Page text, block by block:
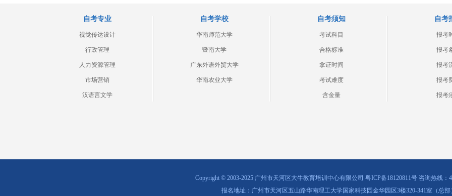
自考专业
视觉传达设计
行政管理
人力资源管理
市场营销
汉语言文学
自考学校
华南师范大学
暨南大学
广东外语外贸大学
华南农业大学
自考须知
考试科目
合格标准
拿证时间
考试难度
含金量
自考
报考
报考
报考
报考
报考
Copyright © 2003-2025 广州市天河区大牛教育培训中心有限公司 粤ICP备18120811号咨询热线：
报名地址：广州市天河区五山路华南理工大学国家科技园金华园区3楼320-341室（总部